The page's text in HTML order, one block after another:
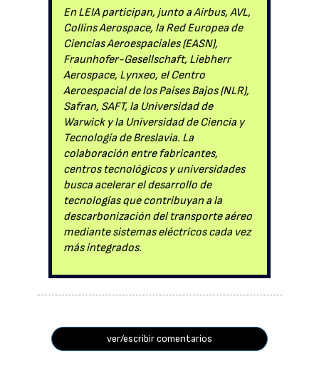
En LEIA participan, junto a Airbus, AVL,
Collins Aerospace, la Red Europea de
Ciencias Aeroespaciales (EASN),
Fraunhofer-Gesellschaft, Liebherr
Aerospace, Lynxeo, el Centro
Aeroespacial de los Países Bajos (NLR),
Safran, SAFT, la Universidad de
Warwick y la Universidad de Ciencia y
Tecnología de Breslavia. La
colaboración entre fabricantes,
centros tecnológicos y universidades
busca acelerar el desarrollo de
tecnologías que contribuyan a la
descarbonización del transporte aéreo
mediante sistemas eléctricos cada vez
más integrados.
ver/escribir comentarios